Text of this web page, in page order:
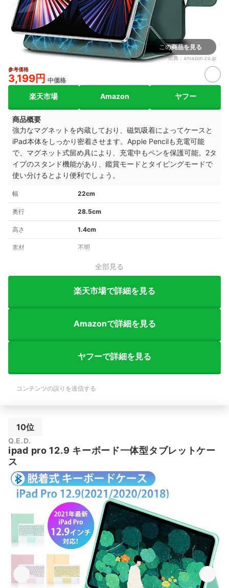
この商品を見る
出典： amazon.co.jp
参考価格
3,199円 中価格
楽天市場 Amazon ヤフー
商品概要
強力なマグネットを内蔵しており、磁気吸着によってケースと
iPad本体をしっかり密着させます。Apple Pencilも充電可能
で、マグネット式留め具により、充電中もペンを保護可能。2タ
イプのスタンド機能があり、鑑賞モードとタイピングモードで
使い分けるとより便利でしょう。
幅 22cm
奥行 28.5cm
高さ 1.4cm
素材 不明
全部見る
楽天市場で詳細を見る
Amazonで詳細を見る
ヤフーで詳細を見る
コンテンツの誤りを送信する
10位
Q.E.D.
ipad pro 12.9 キーボード一体型タブレットケー
ス